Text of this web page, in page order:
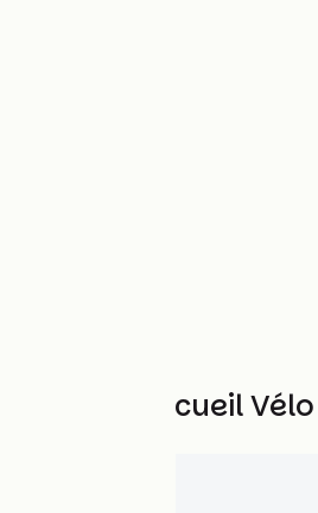
Weitere Accueil